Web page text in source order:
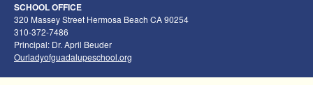
SCHOOL OFFICE
320 Massey Street Hermosa Beach CA 90254
310-372-7486
Principal: Dr. April Beuder
Ourladyofguadalupeschool.org